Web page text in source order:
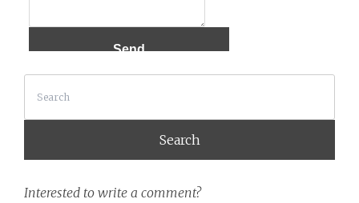
Interested to write a comment?